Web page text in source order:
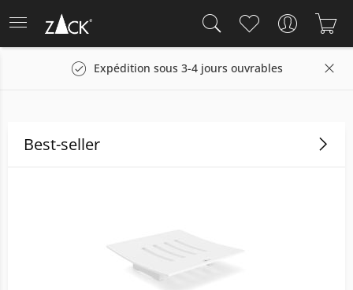
Expédition sous 3-4 jours ouvrables Droit de
Best-seller